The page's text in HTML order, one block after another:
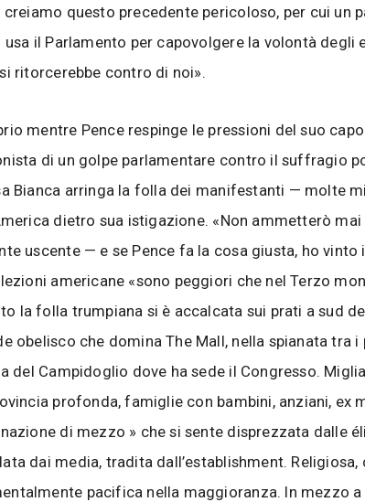
creiamo questo precedente pericoloso, per cui un
usa il Parlamento per capovolgere la volontà degli
ritorcerebbe contro di noi».
mentre Pence respinge le pressioni del suo
di un golpe parlamentare contro il suffragio
Bianca arringa la folla dei manifestanti — molte
dietro sua istigazione. «Non ammetterò
uscente — e se Pence fa la cosa giusta, ho vinto
americane «sono peggiori che nel Terzo
la folla trumpiana si è accalcata sui prati a sud
obelisco che domina The Mall, nella spianata tra i
del Campidoglio dove ha sede il Congresso.
profonda, famiglie con bambini, anziani, ex
di mezzo » che si sente disprezzata dalle
dai media, tradita dall’establishment.
pacifica nella maggioranza. In mezzo